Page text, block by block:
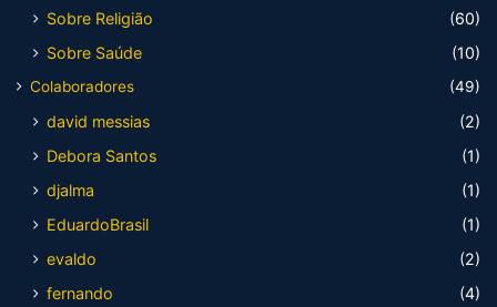
Sobre Religião
(60)
Sobre Saúde
(10)
Colaboradores (49)
david messias
(2)
Debora Santos
(1)
djalma
(1)
EduardoBrasil
(1)
evaldo
(2)
fernando
(4)